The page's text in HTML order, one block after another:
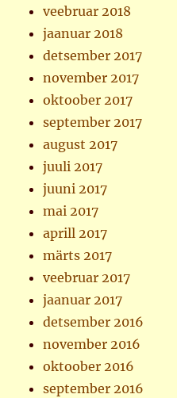
veebruar 2018
jaanuar 2018
detsember 2017
november 2017
oktoober 2017
september 2017
august 2017
juuli 2017
juuni 2017
mai 2017
aprill 2017
märts 2017
veebruar 2017
jaanuar 2017
detsember 2016
november 2016
oktoober 2016
september 2016